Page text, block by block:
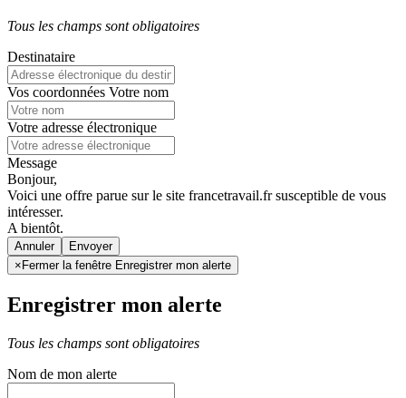
Tous les champs sont obligatoires
Destinataire
Vos coordonnées Votre nom
Votre adresse électronique
Message
Bonjour,
Voici une offre parue sur le site francetravail.fr susceptible de vous
intéresser.
A bientôt.
Annuler
× Fermer la fenêtre Enregistrer mon alerte
Enregistrer mon alerte
Tous les champs sont obligatoires
Nom de mon alerte